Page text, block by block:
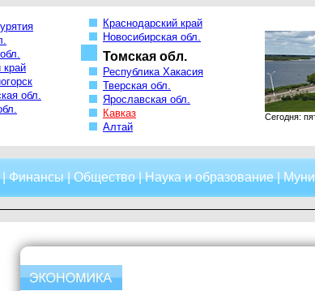
край
обл.
Краснодарский край
Новосибирская обл.
Томская обл.
Республика Хакасия
Тверская обл.
Ярославская обл.
Кавказ
Алтай
Сегодня:
Финансы|Общество|Наука и образование|